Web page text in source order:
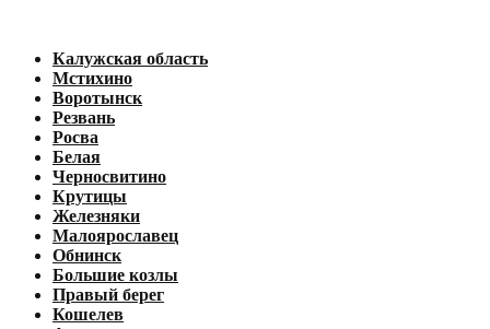
Калужская область
Мстихино
Воротынск
Резвань
Росва
Белая
Черносвитино
Крутицы
Железняки
Малоярославец
Обнинск
Большие козлы
Правый берег
Кошелев